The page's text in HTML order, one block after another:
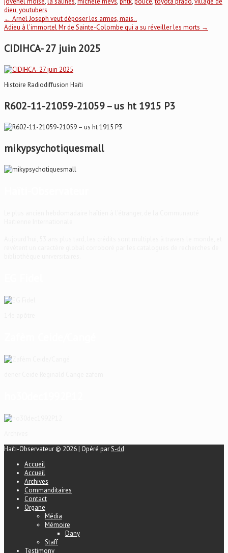
dieu,youtubers
Post
navigation
← Arnel Joseph veut déposer les armes, mais..
Adieu à l’immortel Mr de Sainte-Colombe qui a su réveiller les morts →
CIDIHCA- 27 juin 2025
Histoire Radiodiffusion Haïti
R602-11-21059-21059 – us ht 1915 P3
mikypsychotiquesmall
Haïti-Observateur © 2026 | Opéré parS-dd
Accueil
Accueil
Archives
Commanditaires
Contact
Organe
Média
Mémoire
Dany
Staff
Testimony